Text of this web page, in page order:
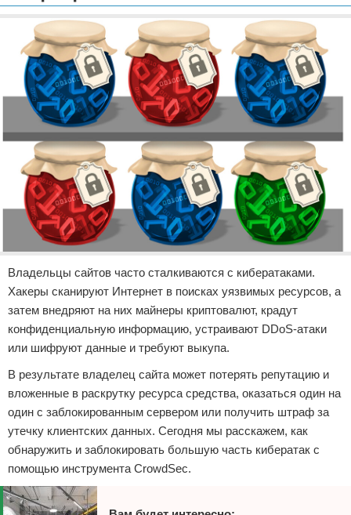
Разное
Право
Отказ от ответственности
Владельцы сайтов часто сталкиваются с кибератаками.
Хакеры сканируют Интернет в поисках уязвимых ресурсов, а
затем внедряют на них майнеры криптовалют, крадут
конфиденциальную информацию, устраивают DDoS-атаки
или шифруют данные и требуют выкупа.
В результате владелец сайта может потерять репутацию и
вложенные в раскрутку ресурса средства, оказаться один на
один с заблокированным сервером или получить штраф за
утечку клиентских данных. Сегодня мы расскажем, как
обнаружить и заблокировать большую часть кибератак с
помощью инструмента CrowdSec.